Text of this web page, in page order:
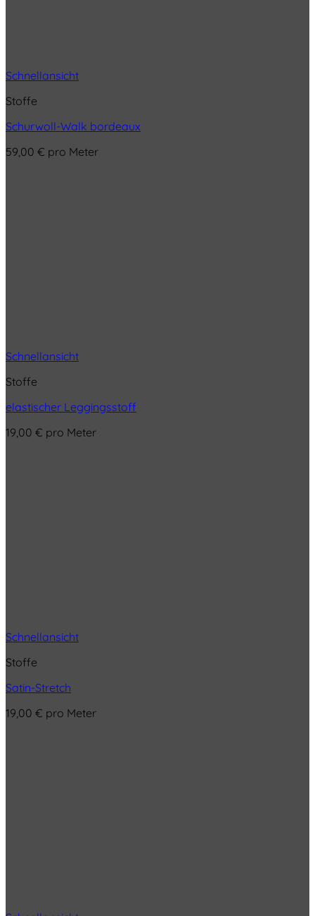
Schnellansicht
Stoffe
Schurwoll-Walk bordeaux
59,00 € pro Meter
Schnellansicht
Stoffe
elastischer Leggingsstoff
19,00 € pro Meter
Schnellansicht
Stoffe
Satin-Stretch
19,00 € pro Meter